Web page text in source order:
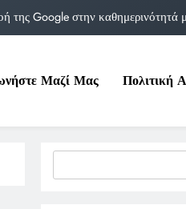
της Google στην καθημερινότητά
της στο Υπουργείο
της Google στην καθημερινότητά
Δίδυμων και η σημασία τους
Μαζί Μας Πολιτική